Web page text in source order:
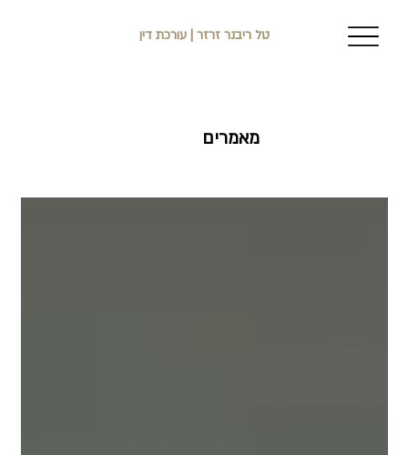
טל ריבנר זרזר | עורכת דין
מאמרים